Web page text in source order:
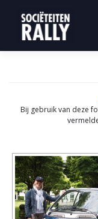
Bij gebruik van deze